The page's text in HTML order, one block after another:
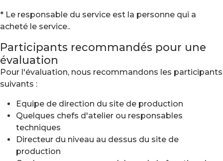
* Le responsable du service est la personne qui a
acheté le service..
Participants recommandés pour une
évaluation
Pour l'évaluation, nous recommandons les participants
suivants :
Equipe de direction du site de production
Quelques chefs d'atelier ou responsables
techniques
Directeur du niveau au dessus du site de
production